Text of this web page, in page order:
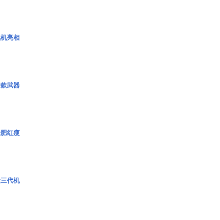
亮相
武器
红瘦
代机